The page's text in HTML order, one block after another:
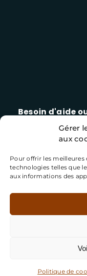
Gérer
aux
Pour offrir les meilleures
technologies telles que
aux informations des
Politique de
Besoin d'aide